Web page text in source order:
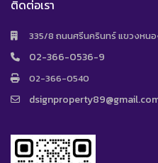
ติดต่อเรา
335/8 ถนนศรีนครินทร์ แขวงหนอ
02-366-0536-9
02-366-0540